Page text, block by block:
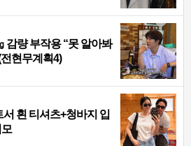
량 부작용 “못 알아봐
현무계획4)
흰 티셔츠+청바지 입